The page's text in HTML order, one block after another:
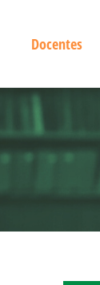
Docentes